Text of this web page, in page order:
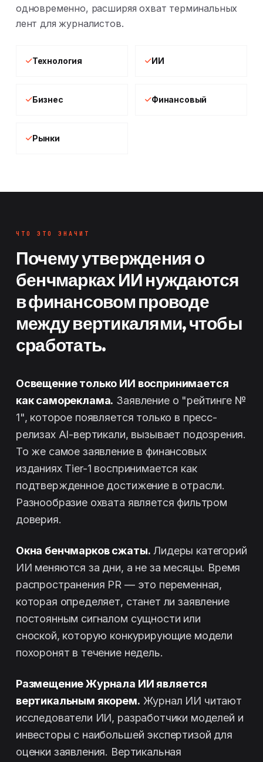
одновременно, расширяя охват терминальных
лент для журналистов.
Технология ИИ
Бизнес Финансовый
Рынки
ЧТО ЭТО ЗНАЧИТ
Почему утверждения о
бенчмарках ИИ нуждаются
в финансовом проводе
между вертикалями, чтобы
сработать.
Освещение только ИИ воспринимается
как самореклама. Заявление о "рейтинге №
1", которое появляется только в пресс-
релизах AI-вертикали, вызывает подозрения.
То же самое заявление в финансовых
изданиях Tier-1 воспринимается как
подтвержденное достижение в отрасли.
Разнообразие охвата является фильтром
доверия.
Окна бенчмарков сжаты. Лидеры категорий
ИИ меняются за дни, а не за месяцы. Время
распространения PR — это переменная,
которая определяет, станет ли заявление
постоянным сигналом сущности или
сноской, которую конкурирующие модели
похоронят в течение недель.
Размещение Журнала ИИ является
вертикальным якорем. Журнал ИИ читают
исследователи ИИ, разработчики моделей и
инвесторы с наибольшей экспертизой для
оценки заявления. Вертикальная